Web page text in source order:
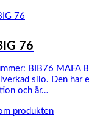
76
BIB76 MAFA
silo. Den har
och är…
produkten